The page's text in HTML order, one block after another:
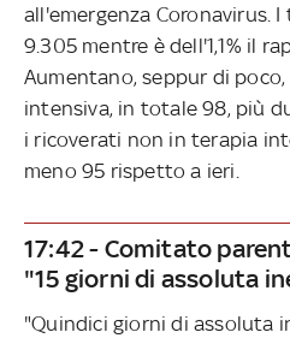
all'emergenza Coronavirus.
9.305 mentre è dell'1,1% il
Aumentano, seppur di
intensiva, in totale 98, più
i ricoverati non in terapia
meno 95 rispetto a ieri.
17:42 - Comitato
"15 giorni di assoluta
"Quindici giorni di assoluta